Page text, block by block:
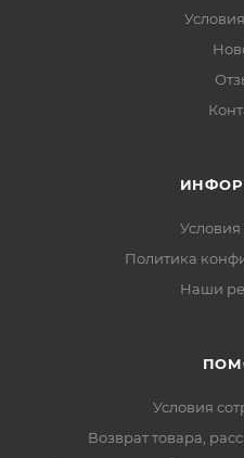
Политика
Наши
Условия
Возврат товара,